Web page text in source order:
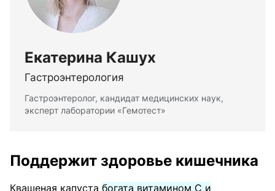
Екатерина Кашух
Гастроэнтерология
Гастроэнтеролог, кандидат медицинских наук,
эксперт лаборатории «Гемотест»
Поддержит здоровье кишечника
Квашеная капуста богата витамином C и